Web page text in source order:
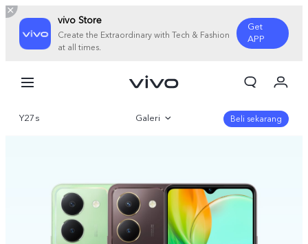
vivo Store
Create the Extraordinary with Tech & Fashion
at all times.
Get
APP
Keranjang
Masuk/Daftar
Y27s Galeri
Parameter
Beli sekarang